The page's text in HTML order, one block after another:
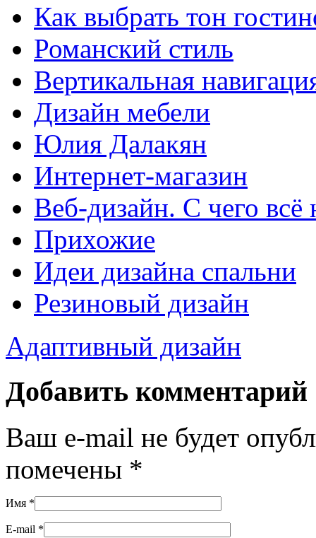
Как выбрать тон
Романский стиль
Вертикальная
Дизайн мебели
Юлия Далакян
Интернет-магазин
Веб-дизайн. С чего всё
Прихожие
Идеи дизайна спальни
Резиновый дизайн
Адаптивный дизайн
Добавить комментарий
Ваш e-mail не будет
помечены *
Имя *
E-mail *